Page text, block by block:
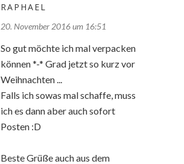
RAPHAEL
20. November 2016 um 16:51
So gut möchte ich mal verpacken
können *-* Grad jetzt so kurz vor
Weihnachten ...
Falls ich sowas mal schaffe, muss
ich es dann aber auch sofort
Posten :D
Beste Grüße auch aus dem